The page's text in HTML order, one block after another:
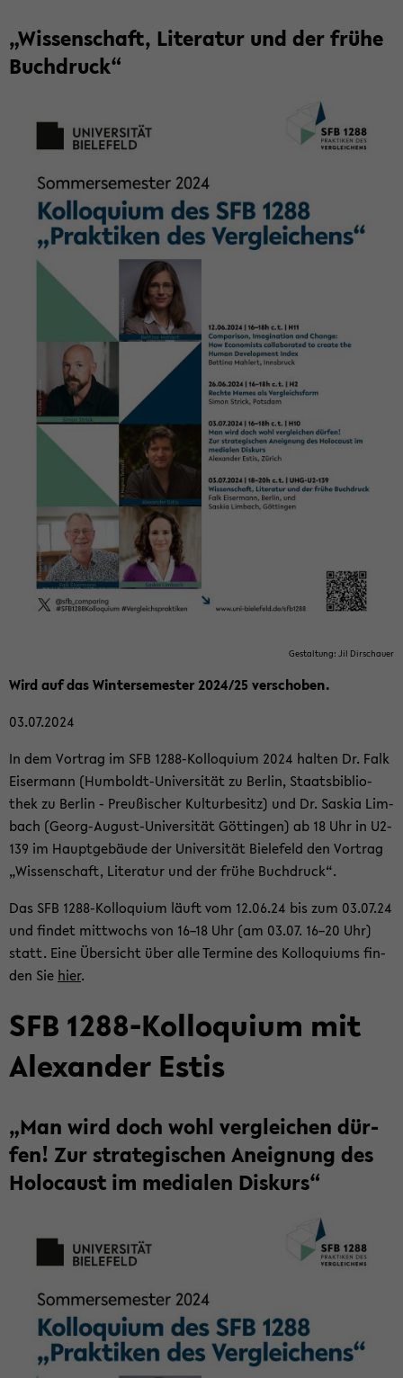
„Wis­sen­schaft, Li­te­ra­tur und der frühe
Buch­druck“
Ge­stal­tung: Jil Dir­schau­er
Wird auf das Win­ter­se­mes­ter 2024/25 ver­scho­ben.
03.07.2024
In dem Vor­trag im SFB 1288-​Kolloquium 2024 hal­ten Dr. Falk
Eis­er­mann (Humboldt-​Universität zu Ber­lin, Staats­bi­blio­
thek zu Ber­lin - Preu­ßi­scher Kul­tur­be­sitz) und Dr. Sas­kia Lim­
bach (Georg-​August-Universität Göt­tin­gen) ab 18 Uhr in U2-​
139 im Haupt­ge­bäu­de der Uni­ver­si­tät Bie­le­feld den Vor­trag
„Wis­sen­schaft, Li­te­ra­tur und der frühe Buch­druck“.
Das SFB 1288-​Kolloquium läuft vom 12.06.24 bis zum 03.07.24
und fin­det mitt­wochs von 16–18 Uhr (am 03.07. 16–20 Uhr)
statt. Eine Über­sicht über alle Ter­mi­ne des Kol­lo­qui­ums fin­
den Sie hier.
SFB 1288-​Kolloquium mit
Alex­an­der Estis
„Man wird doch wohl ver­glei­chen dür­
fen! Zur stra­te­gi­schen An­eig­nung des
Ho­lo­caust im me­dia­len Dis­kurs“